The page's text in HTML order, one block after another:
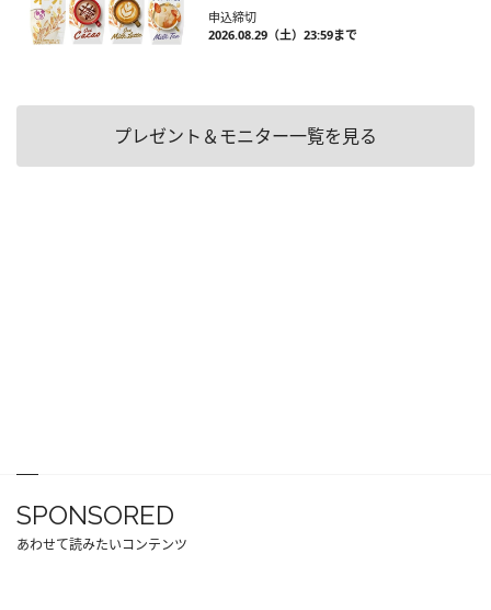
申込締切
2026.08.29（土）23:59まで
プレゼント＆モニター一覧を見る
SPONSORED
あわせて読みたいコンテンツ